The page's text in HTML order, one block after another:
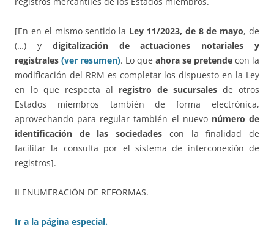
[En en el mismo sentido la Ley 11/2023, de 8 de mayo, de
(…) y digitalización de actuaciones notariales y
registrales (ver resumen). Lo que ahora se pretende con la
modificación del RRM es completar los dispuesto en la Ley
en lo que respecta al registro de sucursales de otros
Estados miembros también de forma electrónica,
aprovechando para regular también el nuevo número de
identificación de las sociedades con la finalidad de
facilitar la consulta por el sistema de interconexión de
registros].
II ENUMERACIÓN DE REFORMAS.
Ir a la página especial.